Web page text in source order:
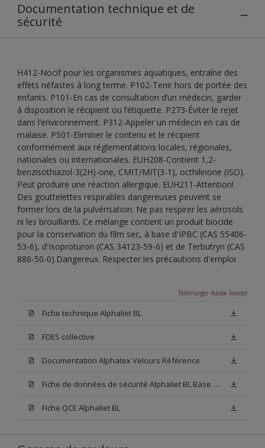
Documentation technique et de
sécurité
H412-Nocif pour les organismes aquatiques, entraîne des
effets néfastes à long terme. P102-Tenir hors de portée des
enfants. P101-En cas de consultation d’un médecin, garder
à disposition le récipient ou l’étiquette. P273-Éviter le rejet
dans l’environnement. P312-Appeler un médecin en cas de
malaise. P501-Eliminer le contenu et le récipient
conformément aux réglementations locales, régionales,
nationales ou internationales. EUH208-Contient 1,2-
benzisothiazol-3(2H)-one, CMIT/MIT(3-1), octhilinone (ISO).
Peut produire une réaction allergique. EUH211-Attention!
Des gouttelettes respirables dangereuses peuvent se
former lors de la pulvérisation. Ne pas respirer les aérosols
ni les brouillards. Ce mélange contient un produit biocide
pour la conservation du film sec, à base d'IPBC (CAS 55406-
53-6), d'Isoproturon (CAS 34123-59-6) et de Terbutryn (CAS
886-50-0).Dangereux. Respecter les précautions d'emploi
Télécharger Adobe Reader
Fiche technique Alphaliet BL
FDES collective
Documentation Alphatex Velours Référence
Fiche de données de sécurité Alphaliet BL Base W05
Fiche QCE Alphaliet BL